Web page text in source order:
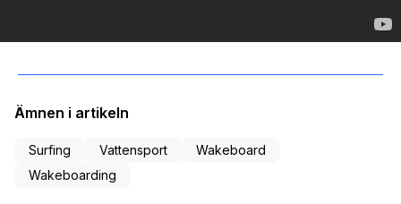
Ämnen i artikeln
Surfing Vattensport
Wakeboard
Wakeboarding